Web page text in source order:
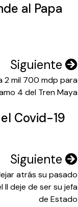
al Papa
Siguiente
2 mil 700 mdp para
4 del Tren Maya
Covid-19
Siguiente
atrás su pasado
II deje de ser su jefa
de Estado